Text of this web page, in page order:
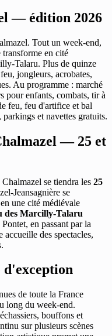
— édition 2026
Tout un week-end,
transforme en cité
Talaru. Plus de quinze
jongleurs, acrobates,
Au programme : marché
pour enfants, combats, tir à
feu, feu d'artifice et bal
et navettes gratuits.
— 25 et
se tiendra les 25
Jeansagnière se
une cité médiévale
des Marcilly-Talaru
en passant par la
des spectacles,
d'exception
de toute la France
long du week-end.
bouffons et
sur plusieurs scènes